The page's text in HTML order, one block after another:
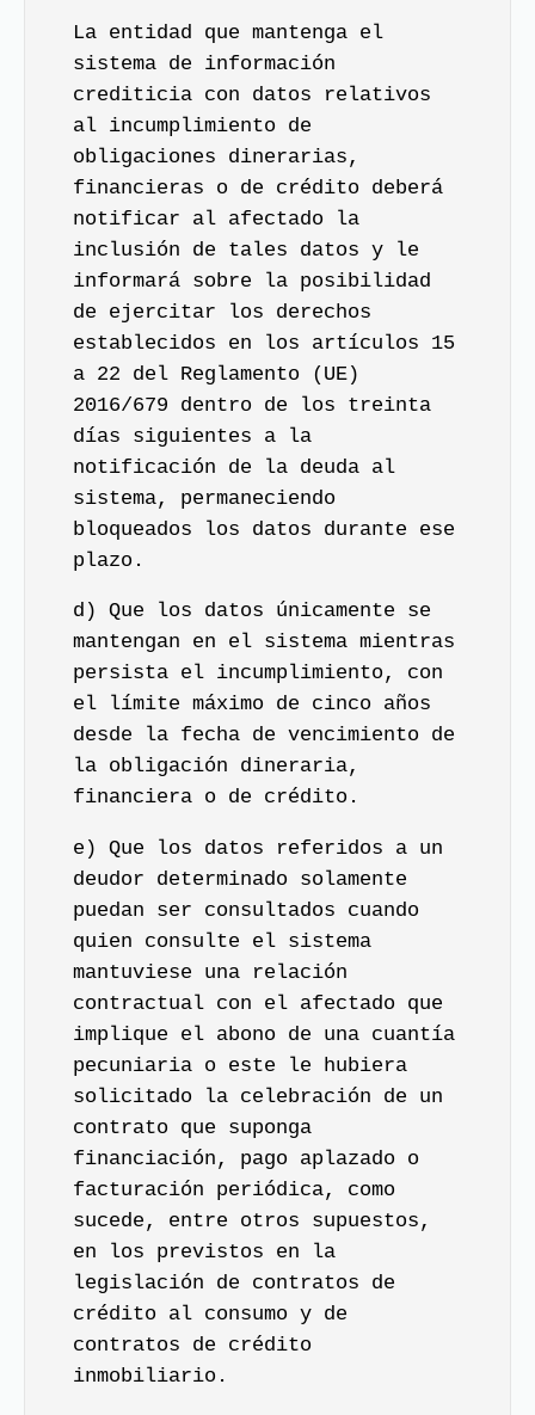
La entidad que mantenga el
sistema de información
crediticia con datos relativos
al incumplimiento de
obligaciones dinerarias,
financieras o de crédito deberá
notificar al afectado la
inclusión de tales datos y le
informará sobre la posibilidad
de ejercitar los derechos
establecidos en los artículos 15
a 22 del Reglamento (UE)
2016/679 dentro de los treinta
días siguientes a la
notificación de la deuda al
sistema, permaneciendo
bloqueados los datos durante ese
plazo.
d) Que los datos únicamente se
mantengan en el sistema mientras
persista el incumplimiento, con
el límite máximo de cinco años
desde la fecha de vencimiento de
la obligación dineraria,
financiera o de crédito.
e) Que los datos referidos a un
deudor determinado solamente
puedan ser consultados cuando
quien consulte el sistema
mantuviese una relación
contractual con el afectado que
implique el abono de una cuantía
pecuniaria o este le hubiera
solicitado la celebración de un
contrato que suponga
financiación, pago aplazado o
facturación periódica, como
sucede, entre otros supuestos,
en los previstos en la
legislación de contratos de
crédito al consumo y de
contratos de crédito
inmobiliario.